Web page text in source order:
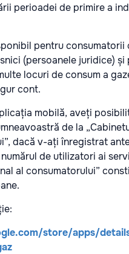
perioadei de primire a
pentru consumatorii
(persoanele juridice) și
locuri de consum a
cont.
mobilă, aveți
de la
dacă v-ați înregistrat
de utilizatori ai
al consumatorului”
.com/store/apps/